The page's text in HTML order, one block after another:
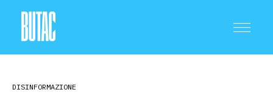
DISINFORMAZIONE